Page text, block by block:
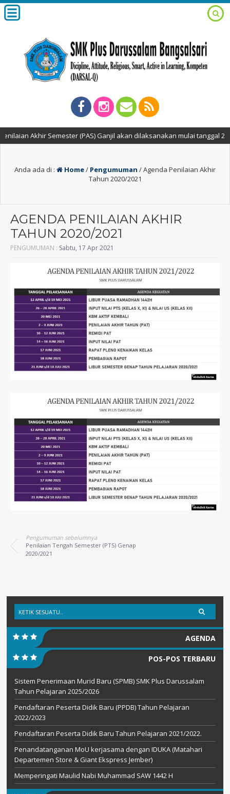
Akhir Semester (PAS) Ganjil akan dilaksanakan mulai tanggal 2 s/d 8
Anda ada di : Home/ Pengumuman /Agenda Penilaian Akhir
Tahun 2020/2021
AGENDA PENILAIAN AKHIR
TAHUN 2020/2021
PENGUMUMAN : Sabtu, 17 Apr 2021
Pengumuman sebelumnya
Penilaian Tengah Semester (PTS) Genap
2020/2021
AGENDA
POS-POS TERBARU
Sistem Penerimaan Murid Baru (SPMB) SMK Plus Darussalam
Tahun Pelajaran 2025/2026
Pendaftaran Peserta Didik Baru (PPDB) Tahun Pelajaran
2022/2023
Pendaftaran Peserta Didik Baru Tahun Pelajaran 2021/2022.
Penandatanganan MoU kerjasama dengan IDUKA (Matahari
Departemen Store & Giant Ekspress Jember)
Memperingati Maulid Nabi Muhammad SAW 1442 H